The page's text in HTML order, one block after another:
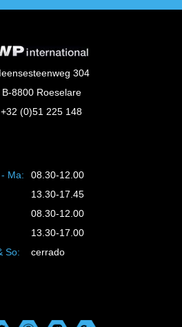
304
B-8800 Roeselare
+32 (0)51 225 148
Ma:
08.30-12.00
13.30-17.45
08.30-12.00
13.30-17.00
So:
cerrado